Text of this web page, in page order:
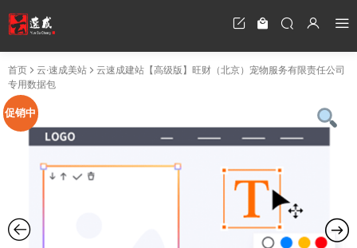
首页 云·速成美站
云速成建站【高级版】旺财（北京）宠物服务有限责任公司
专用数据包
促销中